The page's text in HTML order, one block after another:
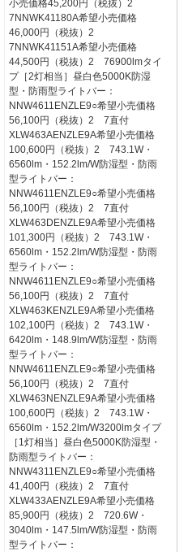
小売価格45,200円（税抜）2
7NNWK41180A希望小売価格
46,000円（税抜）2
7NNWK41151A希望小売価格
44,500円（税抜）2 76900lmタイ
プ［2灯相当］昼白色5000K防湿
型・防雨型ライトバー：
NNW4611ENZLE9○希望小売価格
56,100円（税抜）2 7直付
XLW463AENZLE9A希望小売価格
100,600円（税抜）2 743.1W・
6560lm・152.2lm/W防湿型・防雨
型ライトバー：
NNW4611ENZLE9○希望小売価格
56,100円（税抜）2 7直付
XLW463DENZLE9A希望小売価格
101,300円（税抜）2 743.1W・
6560lm・152.2lm/W防湿型・防雨
型ライトバー：
NNW4611ENZLE9○希望小売価格
56,100円（税抜）2 7直付
XLW463KENZLE9A希望小売価格
102,100円（税抜）2 743.1W・
6420lm・148.9lm/W防湿型・防雨
型ライトバー：
NNW4611ENZLE9○希望小売価格
56,100円（税抜）2 7直付
XLW463NENZLE9A希望小売価格
100,600円（税抜）2 743.1W・
6560lm・152.2lm/W3200lmタイプ
［1灯相当］昼白色5000K防湿型・
防雨型ライトバー：
NNW4311ENZLE9○希望小売価格
41,400円（税抜）2 7直付
XLW433AENZLE9A希望小売価格
85,900円（税抜）2 720.6W・
3040lm・147.5lm/W防湿型・防雨
型ライトバー：